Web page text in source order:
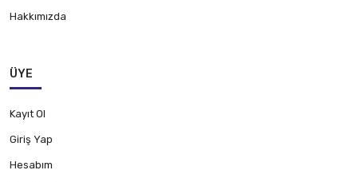
Hakkımızda
ÜYE
Kayıt Ol
Giriş Yap
Hesabım